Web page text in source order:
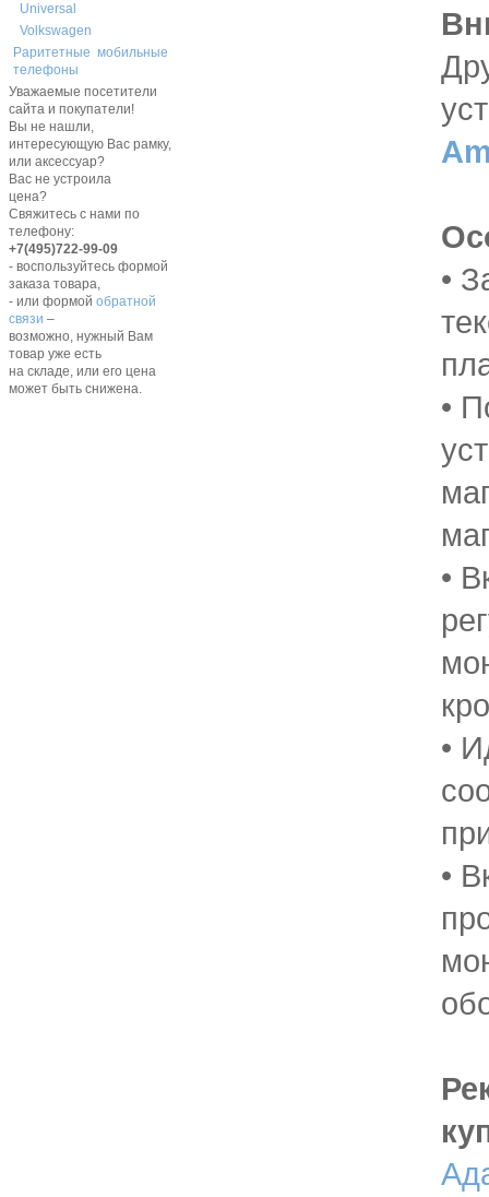
Universal
Volkswagen
Раритетные мобильные
телефоны
Уважаемые посетители
сайта и покупатели!
Вы не нашли,
интересующую Вас рамку,
или аксессуар?
Вас не устроила
цена?
Свяжитесь с нами по
телефону:
+7(495)722-99-09
- воспользуйтесь формой
заказа товара,
- или формой обратной
связи –
возможно, нужный Вам
товар уже есть
на складе, или его цена
может быть снижена.
•
•
•
•
•